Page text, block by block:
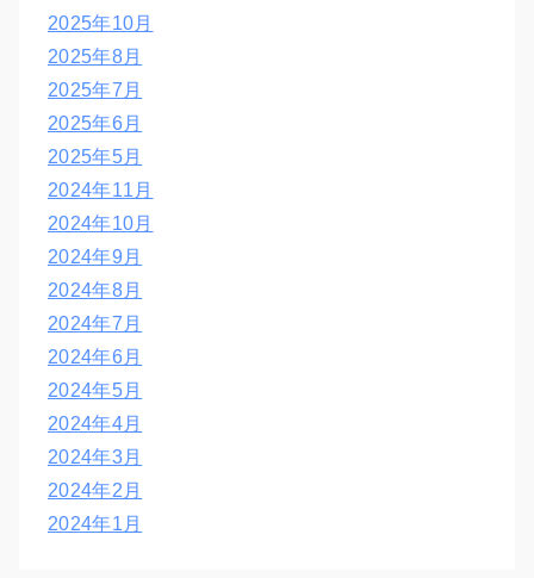
2025年10月
2025年8月
2025年7月
2025年6月
2025年5月
2024年11月
2024年10月
2024年9月
2024年8月
2024年7月
2024年6月
2024年5月
2024年4月
2024年3月
2024年2月
2024年1月